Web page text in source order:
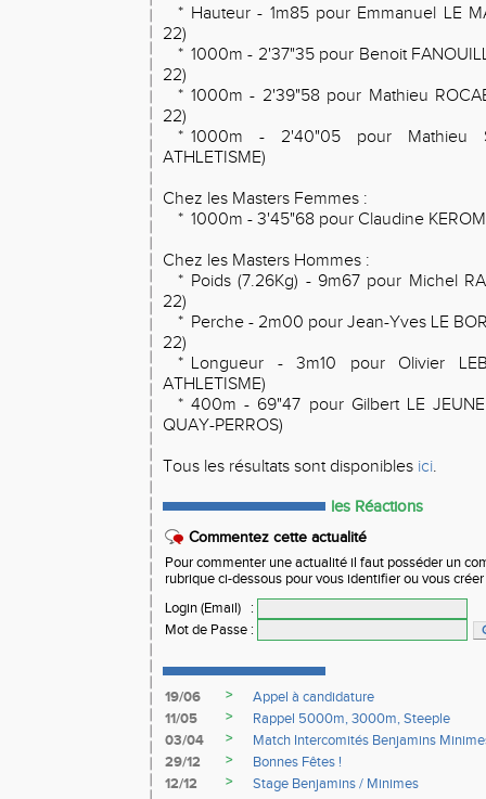
* Hauteur - 1m85 pour Emmanuel LE
22)
* 1000m - 2'37"35 pour Benoit
22)
* 1000m - 2'39"58 pour Mathieu
22)
* 1000m - 2'40"05 pour Mathieu
ATHLETISME)
Chez les Masters Femmes :
* 1000m - 3'45"68 pour Claudine
Chez les Masters Hommes :
* Poids (7.26Kg) - 9m67 pour Michel
22)
* Perche - 2m00 pour Jean-Yves LE
22)
* Longueur - 3m10 pour Olivier
ATHLETISME)
* 400m - 69"47 pour Gilbert LE JEUNE
QUAY-PERROS)
Tous les résultats sont disponibles ici.
les Réactions
Commentez cette actualité
Pour commenter une actualité il faut posséder un
rubrique ci-dessous pour vous identifier ou vous
Login (Email)
:
Mot de Passe :
19/06 >
Appel à candidature
11/05
>
Rappel 5000m, 3000m, Steeple
03/04
>
Match Intercomités Benjamins
29/12
>
Bonnes Fêtes !
12/12
>
Stage Benjamins / Minimes